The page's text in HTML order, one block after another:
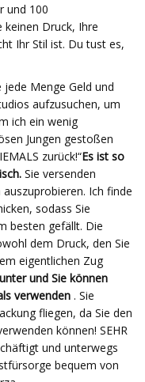
und 100
keinen Druck, Ihre
Ihr Stil ist. Du tust es,
jede Menge Geld und
aufzusuchen, um
ich ein wenig
Jungen gestoßen
zurück!“Es ist so
Sie versenden
Ich finde
sodass Sie
besten gefällt. Die
dem Druck, den Sie
eigentlichen Zug
und Sie können
verwenden . Sie
fliegen, da Sie den
können! SEHR
und unterwegs
bequem von